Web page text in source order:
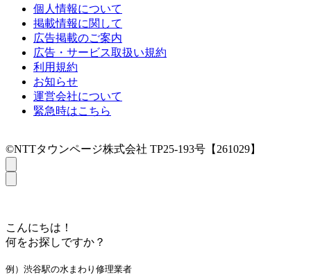
個人情報について
掲載情報に関して
広告掲載のご案内
広告・サービス取扱い規約
利用規約
お知らせ
運営会社について
緊急時はこちら
©NTTタウンページ株式会社 TP25-193号【261029】
こんにちは！
何をお探しですか？
例）渋谷駅の水まわり修理業者